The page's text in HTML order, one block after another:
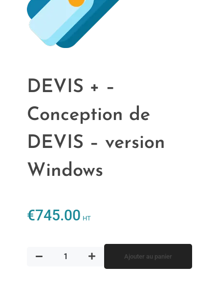
DEVIS + –
Conception de
DEVIS – version
Windows
€745.00 HT
Ajouter au panier